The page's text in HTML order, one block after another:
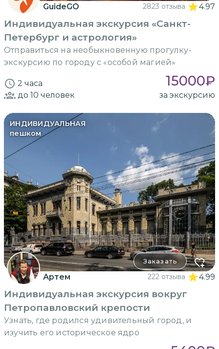
GuideGO 2823 отзыва 4.97
Индивидуальная экскурсия «Санкт-
Петербург и астрология»
Отправиться на необыкновенную прогулку-
экскурсию по городу с «особой магией»
2 часа 15000₽
до 10 человек за экскурсию
ИНДИВИДУАЛЬНАЯ
пешком
Заказать
Артем 222 отзыва 4.99
Индивидуальная экскурсия вокруг
Петропавловский крепости
Узнать, где родился удивительный город, и
изучить его историческое ядро